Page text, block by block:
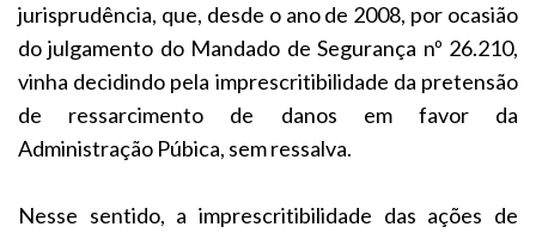
jurisprudência, que, desde o ano de 2008, por ocasião
do julgamento do Mandado de Segurança nº 26.210,
vinha decidindo pela imprescritibilidade da pretensão
de ressarcimento de danos em favor da
Administração Púbica, sem ressalva.
Nesse sentido, a imprescritibilidade das ações de